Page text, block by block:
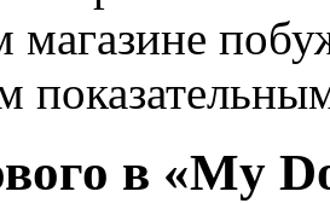
магазине
в «My